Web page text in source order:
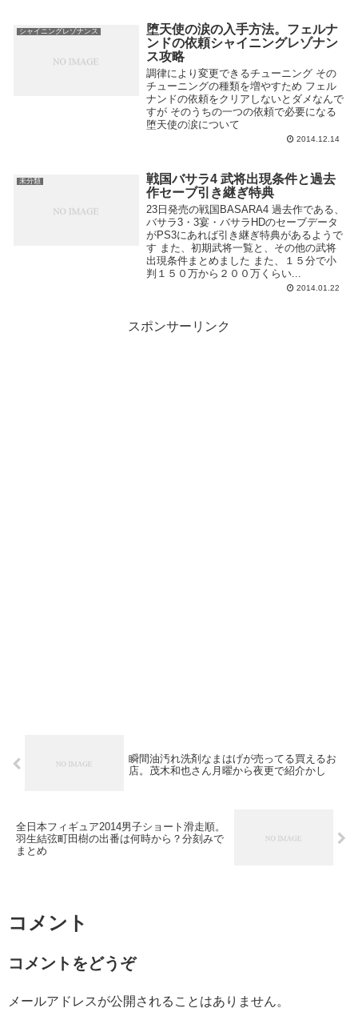
シャイニングレゾナンス
堕天使の涙の入手方法。フェルナ
ンドの依頼シャイニングレゾナン
ス攻略
調律により変更できるチューニング その
チューニングの種類を増やすため フェル
ナンドの依頼をクリアしないとダメなんで
すが そのうちの一つの依頼で必要になる
堕天使の涙について
2014.12.14
未分類
戦国バサラ4 武将出現条件と過去
作セーブ引き継ぎ特典
23日発売の戦国BASARA4 過去作である、
バサラ3・3宴・バサラHDのセーブデータ
がPS3にあれば引き継ぎ特典があるようで
す また、初期武将一覧と、その他の武将
出現条件まとめました また、１５分で小
判１５０万から２００万くらい...
2014.01.22
スポンサーリンク
瞬間油汚れ洗剤なまはげが売ってる買えるお
店。茂木和也さん月曜から夜更で紹介かし
全日本フィギュア2014男子ショート滑走順。
羽生結弦町田樹の出番は何時から？分刻みで
まとめ
コメント
コメントをどうぞ
メールアドレスが公開されることはありません。